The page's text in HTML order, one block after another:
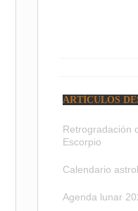
ARTÍCULOS
Retrogradación
Escorpio
Calendario
Agenda lunar